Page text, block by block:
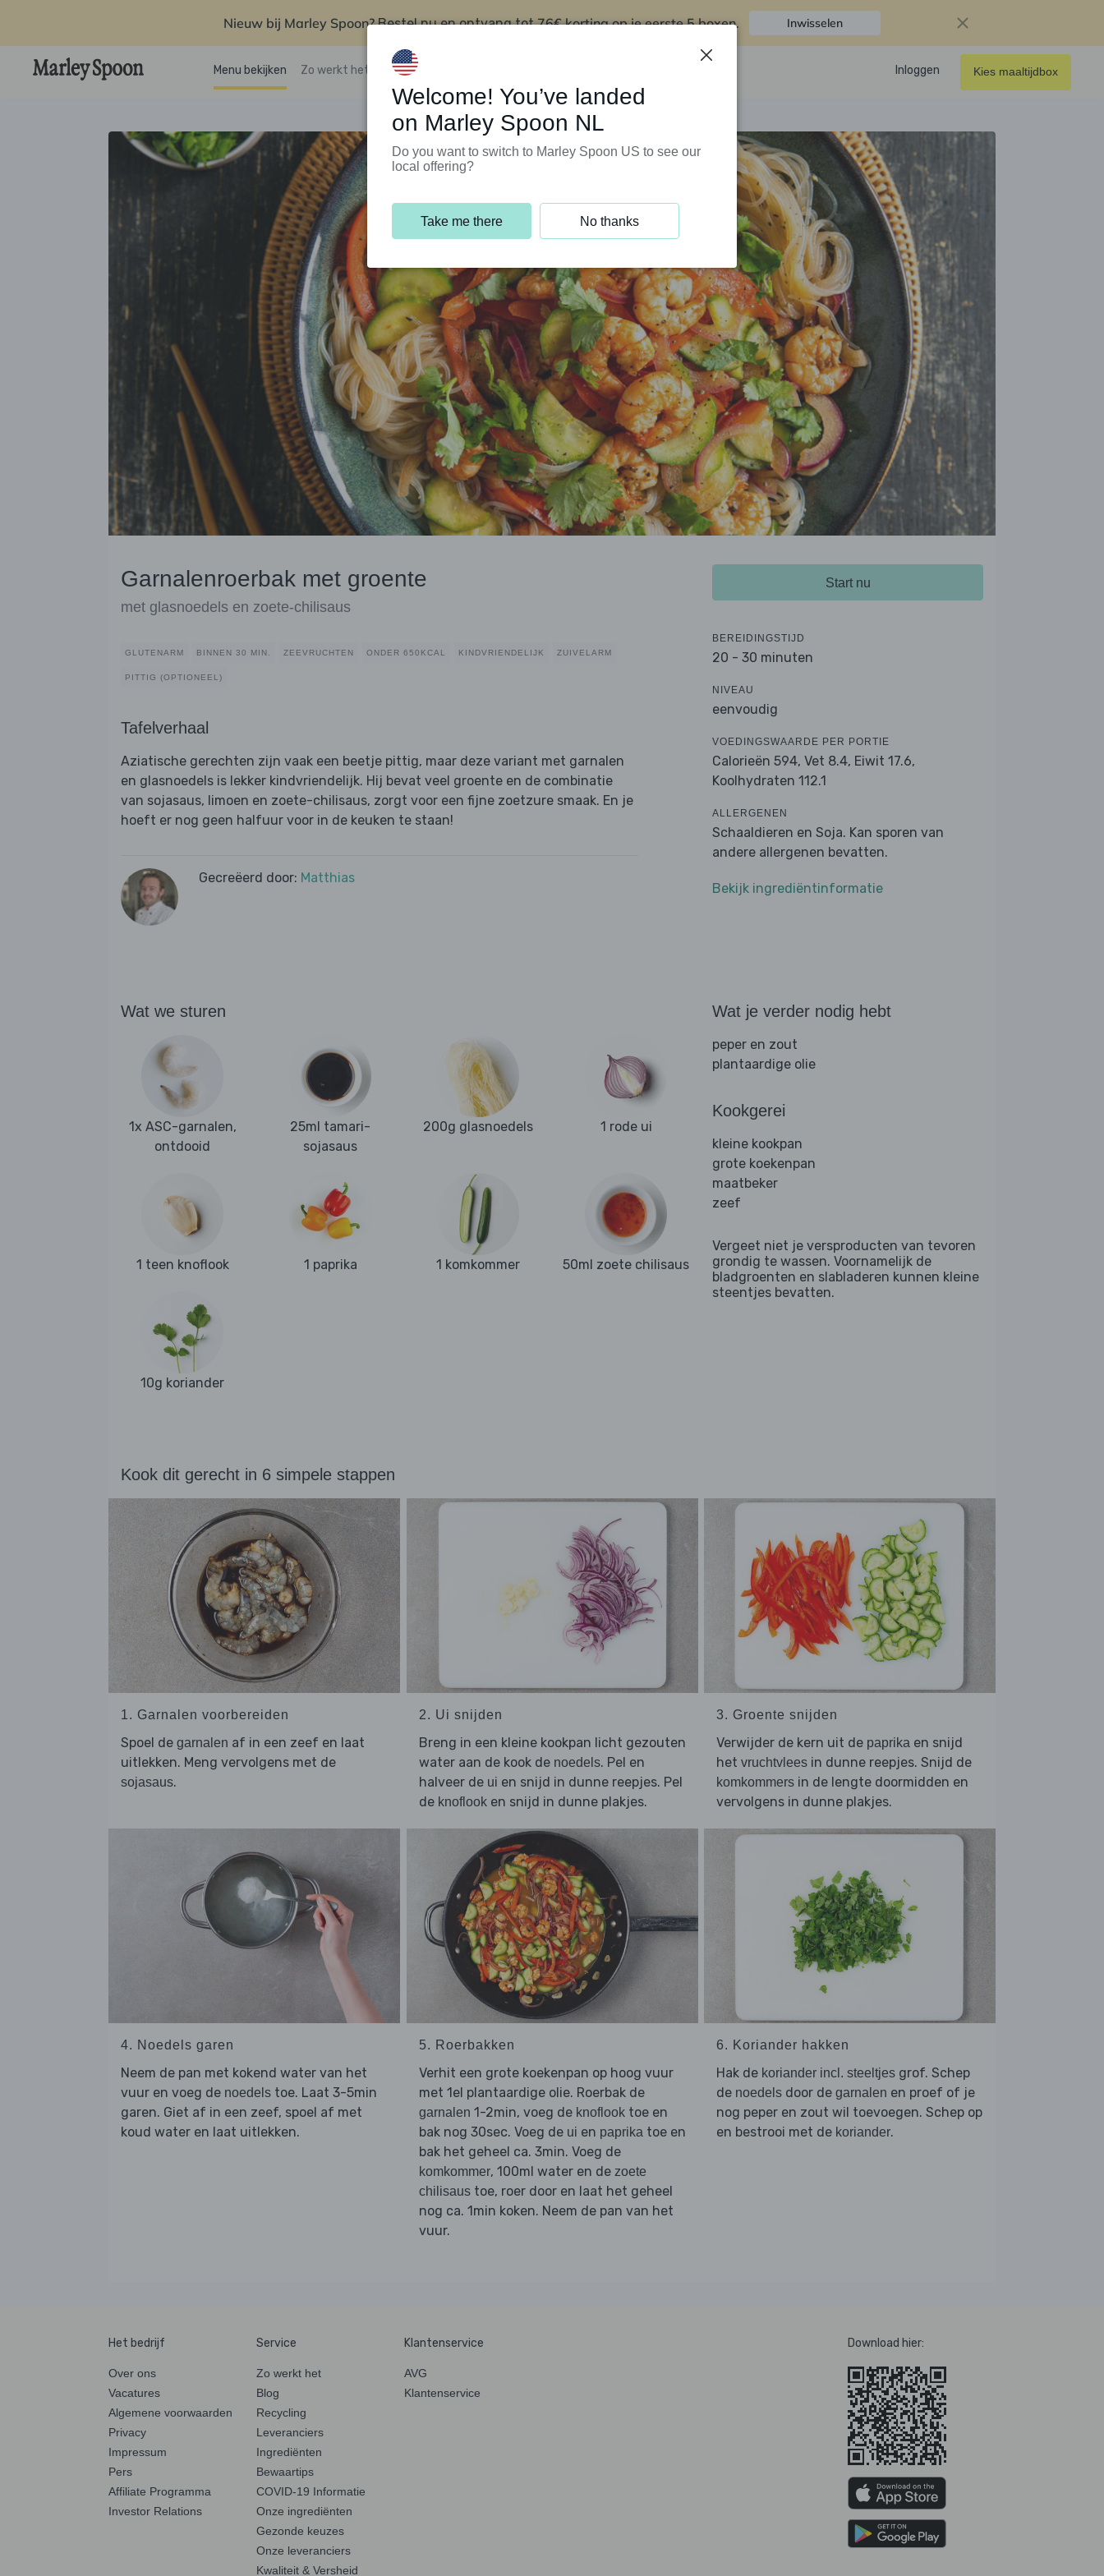
Nieuw bij Marley Spoon?Bestel nu en ontvang tot76€ korting op je eerste 5 boxen. Inwisselen
Menu bekijken Zo werkt het Klantenservice Inloggen Kies maaltijdbox
Garnalenroerbak met groente
met glasnoedels en zoete-chilisaus
GLUTENARM BINNEN 30 MIN. ZEEVRUCHTEN ONDER 650KCAL KINDVRIENDELIJK ZUIVELARM
PITTIG (OPTIONEEL)
Tafelverhaal
Aziatische gerechten zijn vaak een beetje pittig, maar deze variant met garnalen
en glasnoedels is lekker kindvriendelijk. Hij bevat veel groente en de combinatie
van sojasaus, limoen en zoete-chilisaus, zorgt voor een fijne zoetzure smaak. En je
hoeft er nog geen halfuur voor in de keuken te staan!
Gecreëerd door: Matthias
Start nu
BEREIDINGSTIJD
20 - 30 minuten
NIVEAU
eenvoudig
VOEDINGSWAARDE PER PORTIE
Calorieën 594, Vet 8.4, Eiwit 17.6,
Koolhydraten 112.1
ALLERGENEN
Schaaldieren en Soja. Kan sporen van
andere allergenen bevatten.
Bekijk ingrediëntinformatie
Wat we sturen
1x ASC-garnalen,
ontdooid
25ml tamari-
sojasaus
200g glasnoedels 1 rode ui
1 teen knoflook 1 paprika 1 komkommer 50ml zoete chilisaus
10g koriander
Wat je verder nodig hebt
peper en zout
plantaardige olie
Kookgerei
kleine kookpan
grote koekenpan
maatbeker
zeef
Vergeet niet je versproducten van tevoren
grondig te wassen. Voornamelijk de
bladgroenten en slabladeren kunnen kleine
steentjes bevatten.
Kook dit gerecht in 6 simpele stappen
1. Garnalen voorbereiden
Spoel de garnalen af in een zeef en laat
uitlekken. Meng vervolgens met de
sojasaus.
2. Ui snijden
Breng in een kleine kookpan licht gezouten
water aan de kook de noedels. Pel en
halveer de ui en snijd in dunne reepjes. Pel
de knoflooken snijd in dunne plakjes.
3. Groente snijden
Verwijder de kern uit de paprika en snijd
het vruchtvlees in dunne reepjes. Snijd de
komkommers in de lengte doormidden en
vervolgens in dunne plakjes.
4. Noedels garen
Neem de pan met kokend water van het
vuur en voeg de noedels toe. Laat 3-5min
garen. Giet af in een zeef, spoel af met
koud water en laat uitlekken.
5. Roerbakken
Verhit een grote koekenpan op hoog vuur
met 1el plantaardige olie. Roerbak de
garnalen 1-2min, voeg de knoflooktoe en
bak nog 30sec. Voeg de ui en paprika toe en
bak het geheel ca. 3min. Voeg de
komkommer, 100ml water en de zoete
chilisaustoe, roer door en laat het geheel
nog ca. 1min koken. Neem de pan van het
vuur.
6. Koriander hakken
Hak de koriander incl. steeltjes grof. Schep
de noedels door de garnalen en proef of je
nog peper en zout wil toevoegen. Schep op
en bestrooi met de koriander.
Het bedrijf
Over ons
Vacatures
Algemene voorwaarden
Privacy
Impressum
Pers
Affiliate Programma
Investor Relations
Service
Zo werkt het
Blog
Recycling
Leveranciers
Ingrediënten
Bewaartips
COVID-19 Informatie
Onze ingrediënten
Gezonde keuzes
Onze leveranciers
Kwaliteit & Versheid
Klantenservice
AVG
Klantenservice
Download hier:
Welcome! You’ve landed
on Marley Spoon NL
Do you want to switch to Marley Spoon US to see our
local offering?
Take me there No thanks